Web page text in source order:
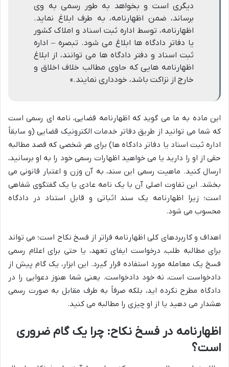
دیگری است و بخواهد به طور رسمی به وی
برساند، ضمن اظهارنامه، به طرف ابلاغ نماید.
اظهارنامه، توسط اداره ثبت اسناد و املاک کشور
یا دفاتر دادگاه ها ابلاغ می شود. تبصره – اداره
ثبت اسناد و دفتر دادگاه ها می توانند، از ابلاغ
اظهارنامه هایی که حاوی مطالب خلاف اخلاق و
خارج از نزاکت باشد، خودداری نمایند.»
این ماده به ما می گوید که اظهارنامه قضایی، نامه ای رسمی است
که شما می توانید از طریق دفاتر خدمات الکترونیک قضایی (و سابقاً
اداره ثبت اسناد یا دفاتر دادگاه ها) برای هر شخصی که قصد مطالبه
حقی از او را دارید یا می خواهید اظهارات رسمی خود را به او برسانید،
ارسال کنید. ماهیت رسمی این سند، به آن وزن و اعتبار قانونی می
بخشد. این تفاوت اصلی آن با یک نامه عادی یا یک گفتگوی شفاهی
است؛ زیرا اظهارنامه یک سند اثباتی و قابل استناد در دادگاه
محسوب می شود.
اهداف و کاربردهای کلی اظهارنامه فراتر از فسخ نکاح است؛ می تواند
برای مطالبه طلب، درخواست ایفای تعهد، یا حتی برای اعلام رسمی
فسخ یک معامله مورد استفاده قرار گیرد. این ابزار، یک گام پیش از
دادخواست است، نه خود دادخواست. یعنی شما هنوز دعوایی را در
دادگاه مطرح نکرده اید، بلکه صرفاً به طرف مقابل به صورت رسمی
هشدار می دهید یا از او چیزی را مطالبه می کنید.
اظهارنامه در فسخ نکاح: چرا یک گام ضروری
است؟